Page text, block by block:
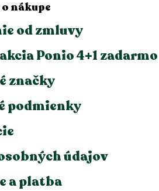
nákupe
od zmluvy
Ponio 4+1 zadarmo
značky
podmienky
údajov
a platba